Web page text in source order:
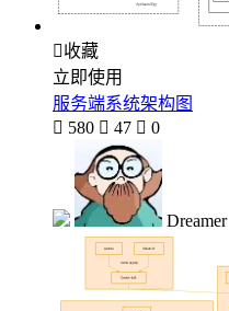
收藏
立即使用
服务端系统架构图
 580  47  0
Dreamer